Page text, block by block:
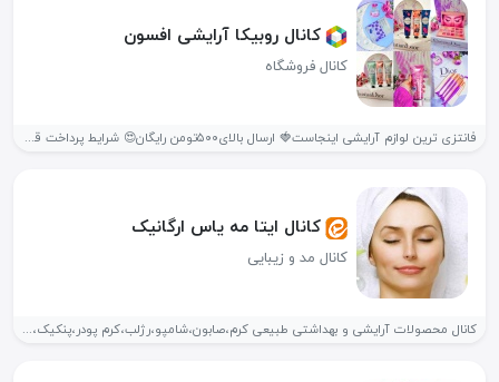
کانال روبیکا آرایشی افسون
کانال فروشگاه
فانتزی ترین لوازم آرایشی اینجاست🍓 ارسال بالای۵۰۰تومن رایگان😍 شرایط پرداخت قسطی داریم😳...
کانال ایتا مه یاس ارگانیک
کانال مد و زیبایی
کانال محصولات آرایشی و بهداشتی طبیعی کرم،صابون،شامپو،رژلب،کرم پودر،پنکیک،کانتور،کانسیلر طبیعی و... محصولات ما...